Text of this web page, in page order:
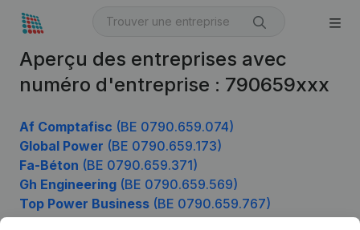
Aperçu des entreprises avec
numéro d'entreprise : 790659xxx
Af Comptafisc (BE 0790.659.074)
Global Power (BE 0790.659.173)
Fa-Béton (BE 0790.659.371)
Gh Engineering (BE 0790.659.569)
Top Power Business (BE 0790.659.767)